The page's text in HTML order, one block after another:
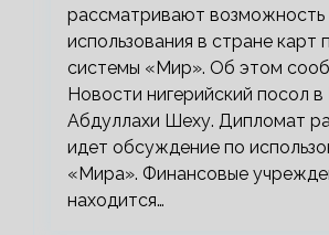
рассматривают возможность
использования в стране карт
системы «Мир». Об этом
Новости нигерийский посол в
Абдуллахи Шеху. Дипломат
идет обсуждение по
«Мира». Финансовые
находится…